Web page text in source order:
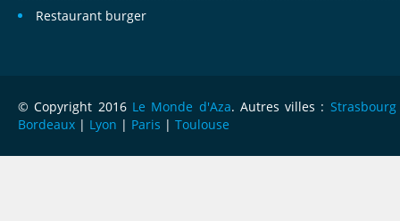
Restaurant burger
© Copyright 2016 Le Monde d'Aza. Autres villes : Strasbourg
Bordeaux | Lyon | Paris | Toulouse